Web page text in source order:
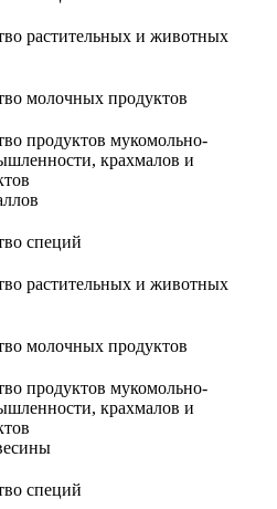
растительных и животных
молочных продуктов
продуктов мукомольно-
крахмалов и
специй
растительных и животных
молочных продуктов
продуктов мукомольно-
крахмалов и
специй